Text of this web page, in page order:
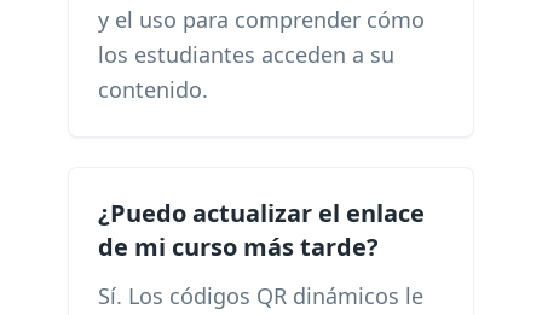
y el uso para comprender cómo
los estudiantes acceden a su
contenido.
¿Puedo actualizar el enlace
de mi curso más tarde?
Sí. Los códigos QR dinámicos le